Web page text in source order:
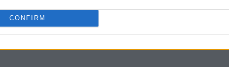
CONFIRM